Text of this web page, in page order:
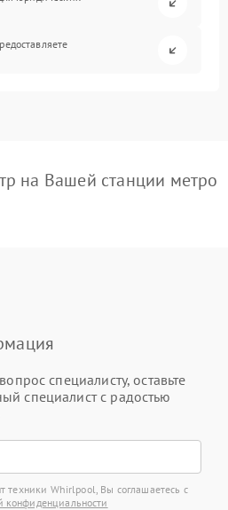
на Вашей станции метро
специалисту, оставьте
специалист с радостью
техники Whirlpool, Вы соглашаетесь с
конфиденциальности